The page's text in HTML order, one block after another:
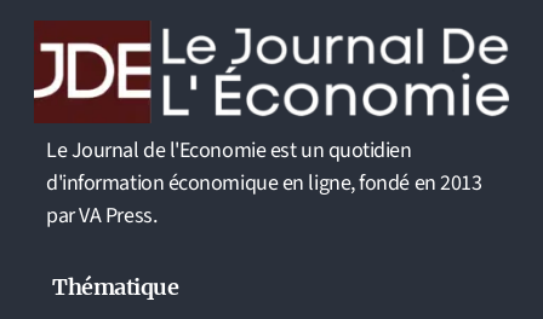
Le Journal de l'Economie est un quotidien
d'information économique en ligne, fondé en 2013
par VA Press.
Thématique